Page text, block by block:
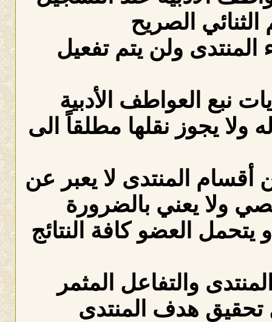
الصريح
ولن يتم تفعيل
نبع العواطف الأدبية
ولا يجوز نقلها مطلقاً الى
المنتدى لا يعبر عن
ولا يعني بالضرورة
العضو كافة النتائج
والتفاعل المثمر
هدف المنتدى